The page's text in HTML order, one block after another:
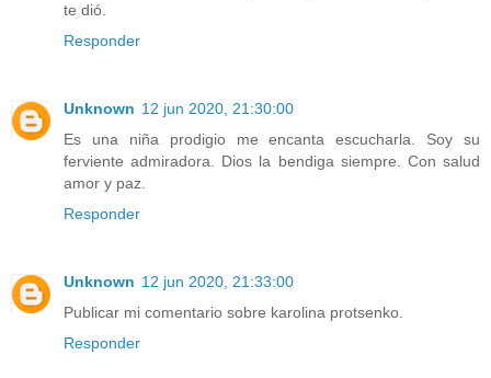
te dió.
Responder
Unknown 12 jun 2020, 21:30:00
Es una niña prodigio me encanta escucharla. Soy su
ferviente admiradora. Dios la bendiga siempre. Con salud
amor y paz.
Responder
Unknown 12 jun 2020, 21:33:00
Publicar mi comentario sobre karolina protsenko.
Responder